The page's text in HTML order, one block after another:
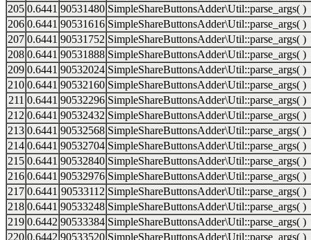
205 0.6441 90531480 SimpleShareButtonsAdder\Util::parse_args( )
206 0.6441 90531616 SimpleShareButtonsAdder\Util::parse_args( )
207 0.6441 90531752 SimpleShareButtonsAdder\Util::parse_args( )
208 0.6441 90531888 SimpleShareButtonsAdder\Util::parse_args( )
209 0.6441 90532024 SimpleShareButtonsAdder\Util::parse_args( )
210 0.6441 90532160 SimpleShareButtonsAdder\Util::parse_args( )
211 0.6441 90532296 SimpleShareButtonsAdder\Util::parse_args( )
212 0.6441 90532432 SimpleShareButtonsAdder\Util::parse_args( )
213 0.6441 90532568 SimpleShareButtonsAdder\Util::parse_args( )
214 0.6441 90532704 SimpleShareButtonsAdder\Util::parse_args( )
215 0.6441 90532840 SimpleShareButtonsAdder\Util::parse_args( )
216 0.6441 90532976 SimpleShareButtonsAdder\Util::parse_args( )
217 0.6441 90533112 SimpleShareButtonsAdder\Util::parse_args( )
218 0.6441 90533248 SimpleShareButtonsAdder\Util::parse_args( )
219 0.6442 90533384 SimpleShareButtonsAdder\Util::parse_args( )
220 0.6442 90533520 SimpleShareButtonsAdder\Util::parse_args( )